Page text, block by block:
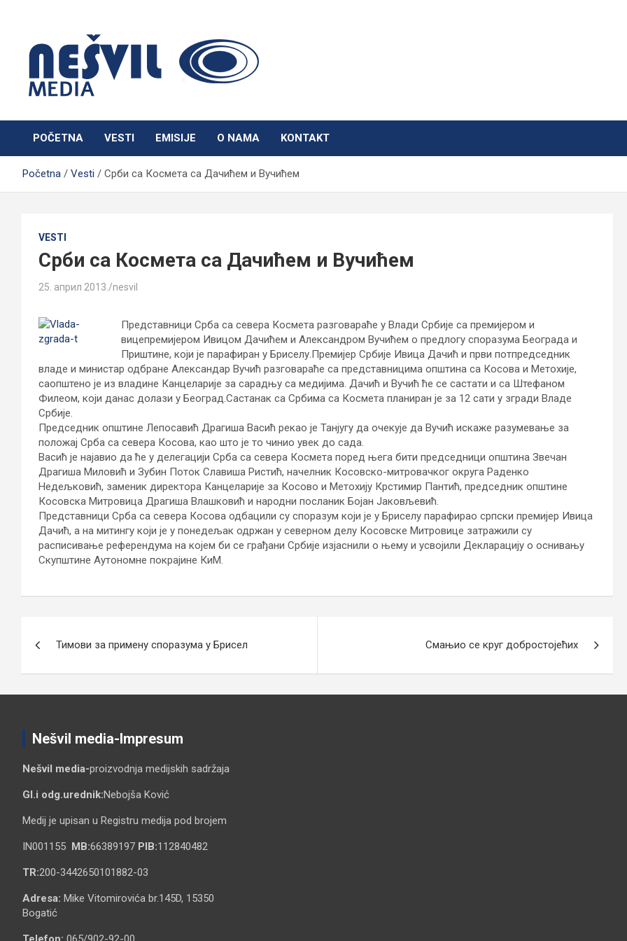
Nešvil Media Bogatić
POČETNA VESTI EMISIJE O NAMA KONTAKT
Početna Vesti Срби са Космета са Дачићем и Вучићем
VESTI
Срби са Космета са Дачићем и Вучићем
25. април 2013. nesvil
Представници Срба са севера Космета разговараће у Влади Србије са премијером и
вицепремијером Ивицом Дачићем и Александром Вучићем о предлогу споразума Београда и
Приштине, који је парафиран у Бриселу.Премијер Србије Ивица Дачић и први потпредседник
владе и министар одбране Александар Вучић разговараће са представницима општина са Косова и Метохије,
саопштено је из владине Канцеларије за сарадњу са медијима. Дачић и Вучић ће се састати и са Штефаном
Филеом, који данас долази у Београд.Састанак са Србима са Космета планиран је за 12 сати у згради Владе
Србије.
Председник општине Лепосавић Драгиша Васић рекао је Танјугу да очекује да Вучић искаже разумевање за
положај Срба са севера Косова, као што је то чинио увек до сада.
Васић је најавио да ће у делегацији Срба са севера Космета поред њега бити председници општина Звечан
Драгиша Миловић и Зубин Поток Славиша Ристић, начелник Косовско-митровачког округа Раденко
Недељковић, заменик директора Канцеларије за Косово и Метохију Крстимир Пантић, председник општине
Косовска Митровица Драгиша Влашковић и народни посланик Бојан Јаковљевић.
Представници Срба са севера Косова одбацили су споразум који је у Бриселу парафирао српски премијер Ивица
Дачић, а на митингу који је у понедељак одржан у северном делу Косовске Митровице затражили су
расписивање референдума на којем би се грађани Србије изјаснили о њему и усвојили Декларацију о оснивању
Скупштине Аутономне покрајине КиМ.
Тимови за примену споразума у Брисел Смањио се круг добростојећих
Nešvil media-Impresum
Nešvil media-proizvodnja medijskih sadržaja
Gl.i odg.urednik:Nebojša Ković
Medij je upisan u Registru medija pod brojem
IN001155 MB:66389197 PIB:112840482
TR:200-3442650101882-03
Adresa: Mike Vitomirovića br.145D, 15350
Bogatić